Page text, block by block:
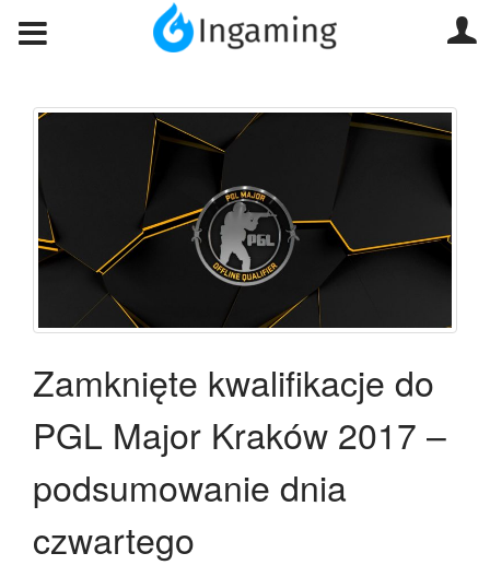
Zamknięte kwalifikacje do
PGL Major Kraków 2017 –
podsumowanie dnia
czwartego